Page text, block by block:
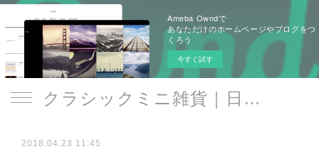
Ameba Owndで
あなただけのホームページやブログをつ
くろう
今すぐ試す
クラシックミニ雑貨｜日遊品 トミー1号2号
2018.04.23 11:45